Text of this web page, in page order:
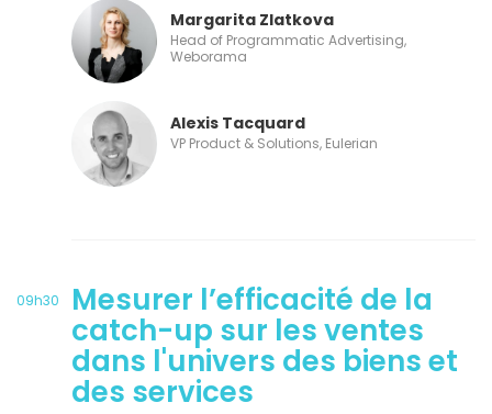
Margarita Zlatkova
Head of Programmatic Advertising,
Weborama
Alexis Tacquard
VP Product & Solutions, Eulerian
09h30 Mesurer l’efficacité de la
catch-up sur les ventes
dans l'univers des biens et
des services